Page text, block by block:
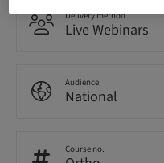
Delivery method
Live Webinars
Audience
National
Course no.